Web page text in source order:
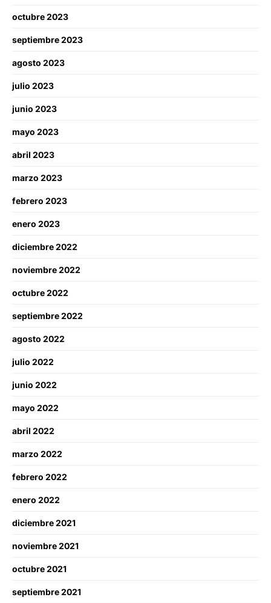
octubre 2023
septiembre 2023
agosto 2023
julio 2023
junio 2023
mayo 2023
abril 2023
marzo 2023
febrero 2023
enero 2023
diciembre 2022
noviembre 2022
octubre 2022
septiembre 2022
agosto 2022
julio 2022
junio 2022
mayo 2022
abril 2022
marzo 2022
febrero 2022
enero 2022
diciembre 2021
noviembre 2021
octubre 2021
septiembre 2021